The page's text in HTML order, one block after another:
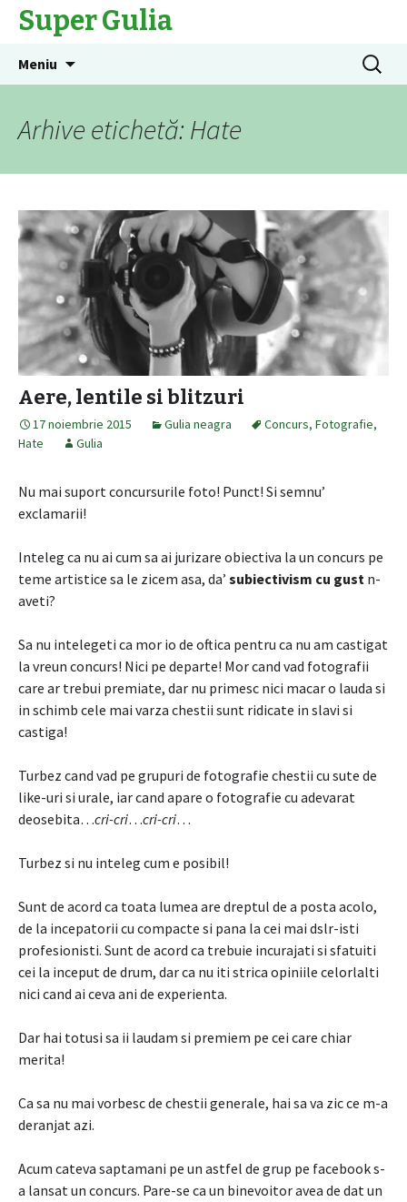
Super Gulia
Meniu
Caută
după:
Arhive etichetă: Hate
Aere, lentile si blitzuri
17 noiembrie 2015 Gulia neagra Concurs, Fotografie,
Hate
Gulia
Nu mai suport concursurile foto! Punct! Si semnu’
exclamarii!
Inteleg ca nu ai cum sa ai jurizare obiectiva la un concurs pe
teme artistice sa le zicem asa, da’ subiectivism cu gust n-
aveti?
Sa nu intelegeti ca mor io de oftica pentru ca nu am castigat
la vreun concurs! Nici pe departe! Mor cand vad fotografii
care ar trebui premiate, dar nu primesc nici macar o lauda si
in schimb cele mai varza chestii sunt ridicate in slavi si
castiga!
Turbez cand vad pe grupuri de fotografie chestii cu sute de
like-uri si urale, iar cand apare o fotografie cu adevarat
deosebita…cri-cri…cri-cri…
Turbez si nu inteleg cum e posibil!
Sunt de acord ca toata lumea are dreptul de a posta acolo,
de la incepatorii cu compacte si pana la cei mai dslr-isti
profesionisti. Sunt de acord ca trebuie incurajati si sfatuiti
cei la inceput de drum, dar ca nu iti strica opiniile celorlalti
nici cand ai ceva ani de experienta.
Dar hai totusi sa ii laudam si premiem pe cei care chiar
merita!
Ca sa nu mai vorbesc de chestii generale, hai sa va zic ce m-a
deranjat azi.
Acum cateva saptamani pe un astfel de grup pe facebook s-
a lansat un concurs. Pare-se ca un binevoitor avea de dat un